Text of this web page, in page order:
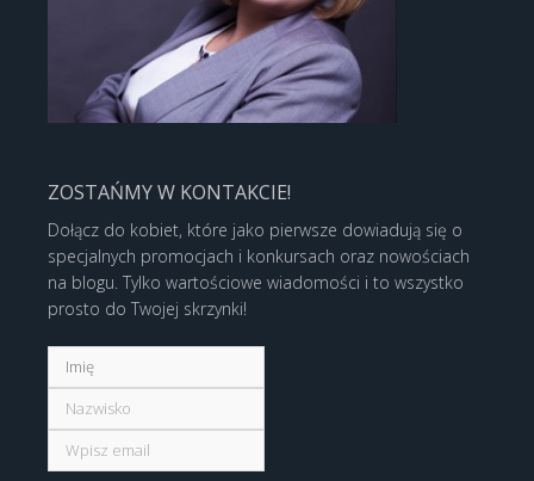
ZOSTAŃMY W KONTAKCIE!
Dołącz do kobiet, które jako pierwsze dowiadują się o
specjalnych promocjach i konkursach oraz nowościach
na blogu. Tylko wartościowe wiadomości i to wszystko
prosto do Twojej skrzynki!